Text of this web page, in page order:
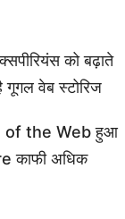
को बढ़ाते
वेब स्टोरिज
of the Web हुआ
काफी अधिक